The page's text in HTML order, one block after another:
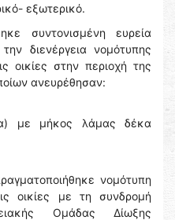
εξωτερικό.
συντονισμένη ευρεία
διενέργεια νομότυπης
οικίες στην περιοχή της
ανευρέθησαν:
με μήκος λάμας δέκα
νομότυπη
οικίες με τη συνδρομή
Ομάδας Δίωξης